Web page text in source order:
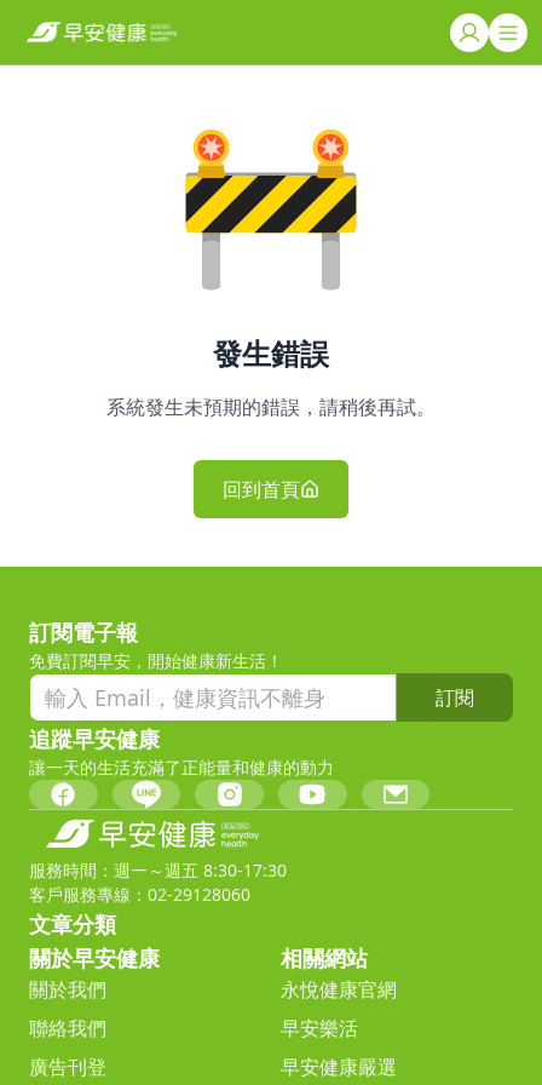
發生錯誤
系統發生未預期的錯誤，請稍後再試。
回到首頁
訂閱電子報
免費訂閱早安，開始健康新生活！
訂閱
追蹤早安健康
讓一天的生活充滿了正能量和健康的動力
服務時間：週一～週五 8:30-17:30
客戶服務專線：02-29128060
文章分類
關於早安健康
關於我們
聯絡我們
廣告刊登
相關網站
永悅健康官網
早安樂活
早安健康嚴選